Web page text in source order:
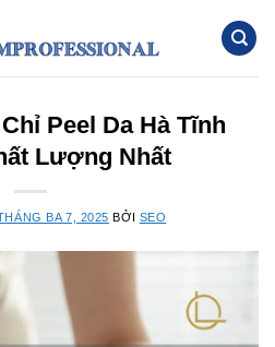
Peel Da Hà Tĩnh
Lượng Nhất
BA 7, 2025 BỞI SEO